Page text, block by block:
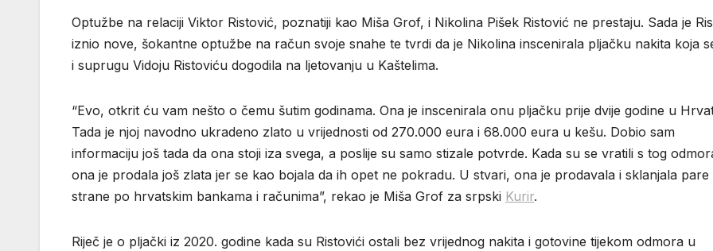
Optužbe na relaciji Viktor Ristović, poznatiji kao Miša Grof, i Nikolina Pišek Ristović ne prestaju. Sada je
iznio nove, šokantne optužbe na račun svoje snahe te tvrdi da je Nikolina inscenirala pljačku nakita koja
i suprugu Vidoju Ristoviću dogodila na ljetovanju u Kaštelima.
“Evo, otkrit ću vam nešto o čemu šutim godinama. Ona je inscenirala onu pljačku prije dvije godine u
Tada je njoj navodno ukradeno zlato u vrijednosti od 270.000 eura i 68.000 eura u kešu. Dobio sam
informaciju još tada da ona stoji iza svega, a poslije su samo stizale potvrde. Kada su se vratili s tog
ona je prodala još zlata jer se kao bojala da ih opet ne pokradu. U stvari, ona je prodavala i sklanjala pare
strane po hrvatskim bankama i računima”, rekao je Miša Grof za srpski Kurir.
Riječ je o pljački iz 2020. godine kada su Ristovići ostali bez vrijednog nakita i gotovine tijekom odmora u